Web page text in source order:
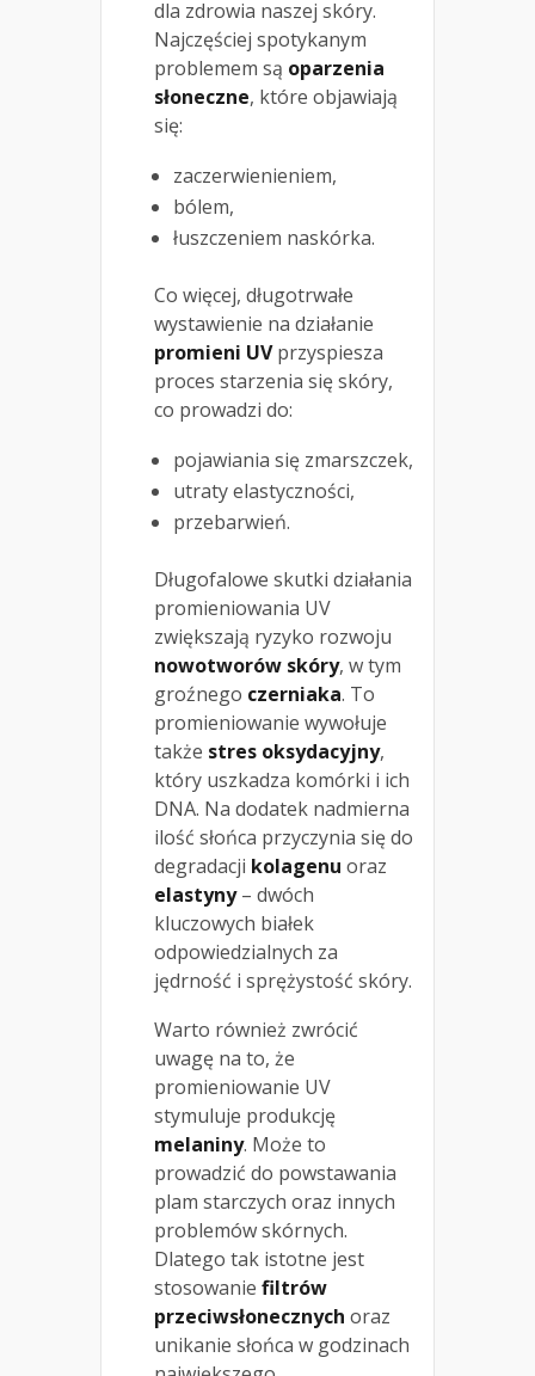
dla zdrowia naszej skóry.
Najczęściej spotykanym
problemem są oparzenia
słoneczne, które objawiają
się:
zaczerwienieniem,
bólem,
łuszczeniem naskórka.
Co więcej, długotrwałe
wystawienie na działanie
promieni UVprzyspiesza
proces starzenia się skóry,
co prowadzi do:
pojawiania się zmarszczek,
utraty elastyczności,
przebarwień.
Długofalowe skutki działania
promieniowania UV
zwiększają ryzyko rozwoju
nowotworów skóry, w tym
groźnego czerniaka. To
promieniowanie wywołuje
także stres oksydacyjny,
który uszkadza komórki i ich
DNA. Na dodatek nadmierna
ilość słońca przyczynia się do
degradacji kolagenu oraz
elastyny– dwóch
kluczowych białek
odpowiedzialnych za
jędrność i sprężystość skóry.
Warto również zwrócić
uwagę na to, że
promieniowanie UV
stymuluje produkcję
melaniny. Może to
prowadzić do powstawania
plam starczych oraz innych
problemów skórnych.
Dlatego tak istotne jest
stosowanie filtrów
przeciwsłonecznych oraz
unikanie słońca w godzinach